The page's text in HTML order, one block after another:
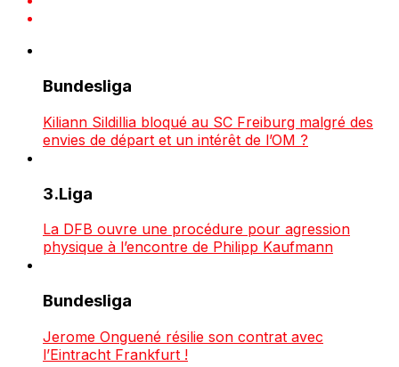
Bundesliga
Kiliann Sildillia bloqué au SC Freiburg malgré des
envies de départ et un intérêt de l’OM ?
3.Liga
La DFB ouvre une procédure pour agression
physique à l’encontre de Philipp Kaufmann
Bundesliga
Jerome Onguené résilie son contrat avec
l’Eintracht Frankfurt !